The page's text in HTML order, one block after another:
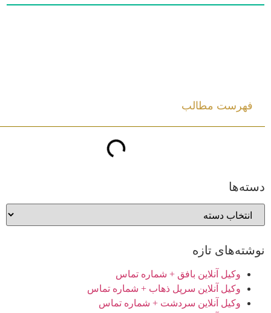
فهرست مطالب
دسته‌ها
نوشته‌های تازه
وکیل آنلاین بافق + شماره تماس
وکیل آنلاین سرپل ذهاب + شماره تماس
وکیل آنلاین سردشت + شماره تماس